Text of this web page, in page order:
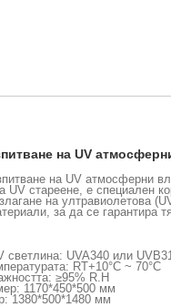
на UV
на UV атмосферни
UV стареене, е специален
на ултравиолетова
за да се гарантира
светлина: UVA340 или
RT+10°C ~ 70°C
≥95% R.H
1170*450*500 мм
1380*500*1480 мм